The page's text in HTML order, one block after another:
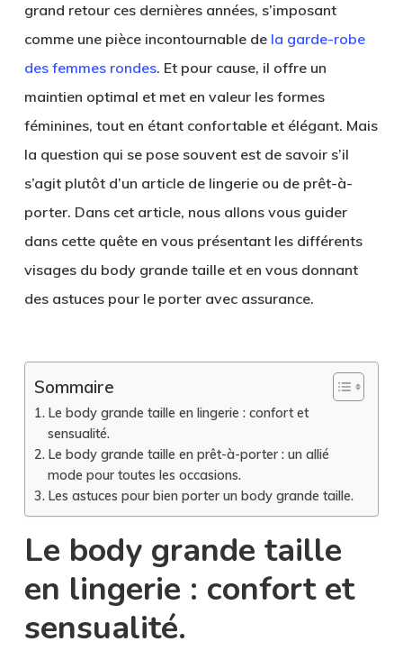
grand retour ces dernières années, s’imposant
comme une pièce incontournable de la garde-robe
des femmes rondes. Et pour cause, il offre un
maintien optimal et met en valeur les formes
féminines, tout en étant confortable et élégant. Mais
la question qui se pose souvent est de savoir s’il
s’agit plutôt d’un article de lingerie ou de prêt-à-
porter. Dans cet article, nous allons vous guider
dans cette quête en vous présentant les différents
visages du body grande taille et en vous donnant
des astuces pour le porter avec assurance.
Sommaire
Le body grande taille en lingerie : confort et
sensualité.
Le body grande taille en prêt-à-porter : un allié
mode pour toutes les occasions.
Les astuces pour bien porter un body grande taille.
Le body grande taille
en lingerie : confort et
sensualité.